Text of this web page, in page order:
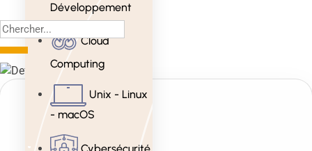
Développement
Cloud
Computing
Unix - Linux
- macOS